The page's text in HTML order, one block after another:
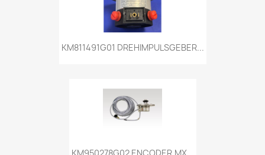
KM811491G01 DREHIMPULSGEBER...
KM950278G02 ENCODER,MX...